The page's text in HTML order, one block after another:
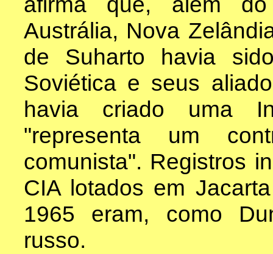
Austrália, Nova
de Suharto havia
Soviética e seus
havia criado uma
"representa um
comunista". Registros
CIA lotados em
1965 eram, como
russo.